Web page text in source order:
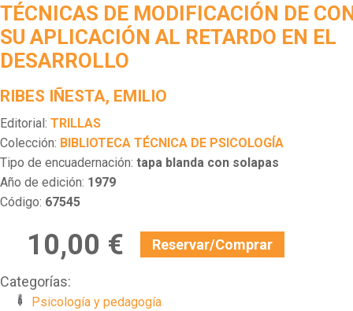
SU
APLICACIÓN
AL
DESARROLLO
TÉCNICAS DE MODIFICACIÓN DE
SU APLICACIÓN AL RETARDO EN EL
DESARROLLO
RIBES IÑESTA, EMILIO
Editorial: TRILLAS
Colección: BIBLIOTECA TÉCNICA DE PSICOLOGÍA
Tipo de encuadernación: tapa blanda con solapas
Año de edición: 1979
Código: 67545
10,00 € Reservar/Comprar
Categorías:
Psicología y pedagogía